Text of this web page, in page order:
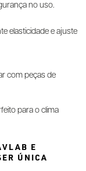
no uso.
elasticidade e ajuste
com peças de
para o clima
E
ÚNICA